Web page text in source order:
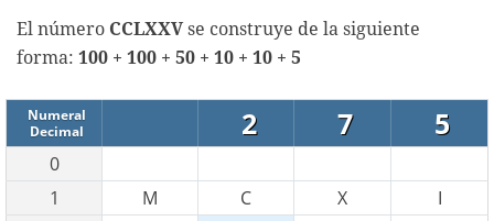
El número CCLXXVse construye de la siguiente
forma: 100 + 100 + 50 + 10 + 10 + 5
Numeral
Decimal
2 7 5
0
1
M C X
I